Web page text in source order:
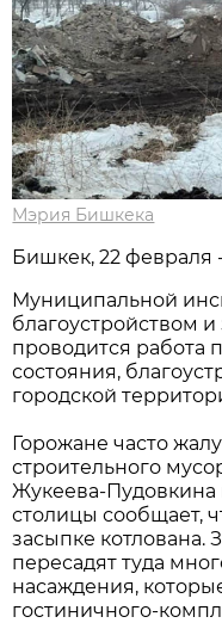
Мэрия Бишкека
Бишкек, 22 февраля
Муниципальной
благоустройством
проводится работа
состояния,
городской
Горожане часто
строительного
Жукеева-
столицы сообщает,
засыпке котлована.
пересадят туда
насаждения,
гостиничного-